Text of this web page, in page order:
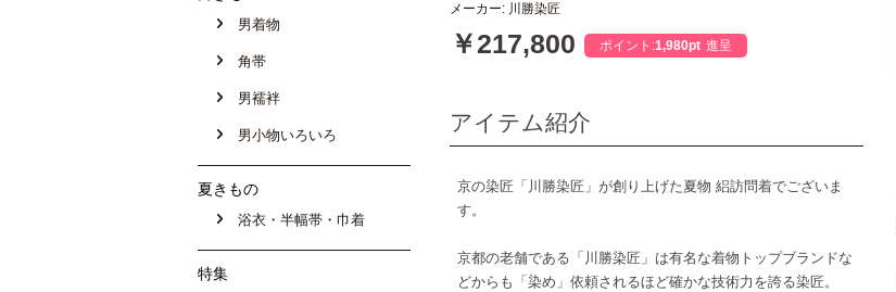
男着物
角帯
男襦袢
男小物いろいろ
夏きもの
浴衣・半幅帯・巾着
特集
メーカー: 川勝染匠
￥217,800 ポイント:1,980pt 進呈
アイテム紹介
京の染匠「川勝染匠」が創り上げた夏物 絽訪問着でございま
す。
京都の老舗である「川勝染匠」は有名な着物トップブランドな
どからも「染め」依頼されるほど確かな技術力を誇る染匠。